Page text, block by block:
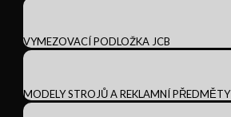
VYMEZOVACÍ PODLOŽKA JCB
MODELY STROJŮ A REKLAMNÍ PŘEDMĚTY